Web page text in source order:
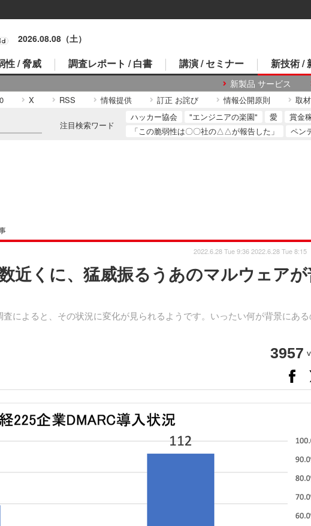
2026.08.08（土）
性 / 脅威 調査レポート / 白書 講演 / セミナー 新技術 /
新製品 サービス
X RSS 情報提供 訂正 お詫び 情報公開原則 取
注目検索ワード
ハッカー協会 "エンジニアの楽園" 愛 賞金
「この脆弱性は〇〇社の△△が報告した」
ペン
近くに、猛威振るうあのマルウェア
によると、その状況に変化が見られるようです。いったい何が背景にあ
2022.6.28 Tue 9:36 2022.6.28 Tue 8:15
3957